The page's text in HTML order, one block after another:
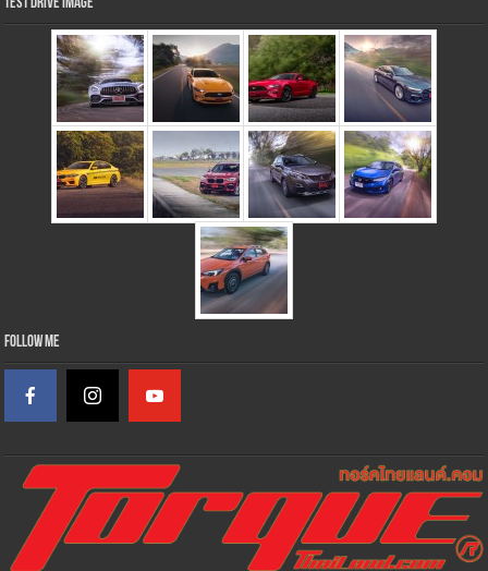
Test Drive Image
Follow Me